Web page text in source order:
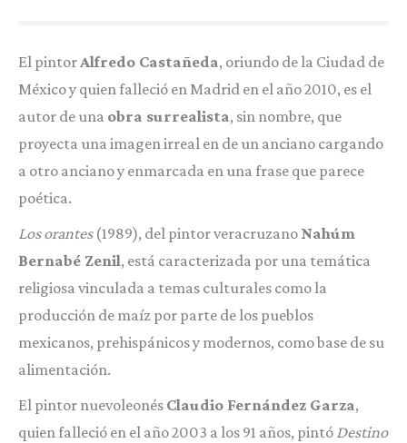
El pintor Alfredo Castañeda, oriundo de la Ciudad de
México y quien falleció en Madrid en el año 2010, es el
autor de una obra surrealista, sin nombre, que
proyecta una imagen irreal en de un anciano cargando
a otro anciano y enmarcada en una frase que parece
poética.
Los orantes(1989), del pintor veracruzano Nahúm
Bernabé Zenil, está caracterizada por una temática
religiosa vinculada a temas culturales como la
producción de maíz por parte de los pueblos
mexicanos, prehispánicos y modernos, como base de su
alimentación.
El pintor nuevoleonés Claudio Fernández Garza,
quien falleció en el año 2003 a los 91 años, pintó Destino